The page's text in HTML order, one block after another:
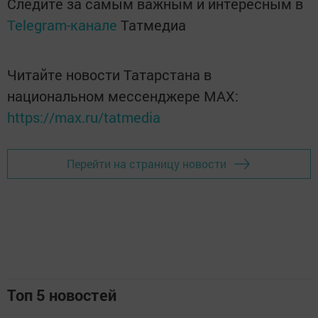
Telegram-канале Татмедиа
Читайте новости Татарстана в
национальном мессенджере MАХ:
https://max.ru/tatmedia
Перейти на страницу новости
Топ 5 новостей